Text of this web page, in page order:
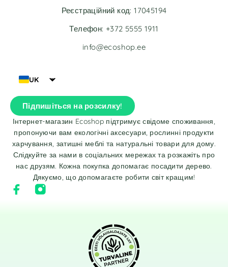
UK
Підпишіться на розсилку!
Інтернет-магазин Ecoshop підтримує свідоме споживання,
пропонуючи вам екологічні аксесуари, рослинні продукти
харчування, затишні меблі та натуральні товари для дому.
Слідкуйте за нами в соціальних мережах та розкажіть про
нас друзям. Кожна покупка допомагає посадити дерево.
Дякуємо, що допомагаєте робити світ кращим!
Реєстраційний код: 17045194
Телефон: +372 5555 1911
info@ecoshop.ee